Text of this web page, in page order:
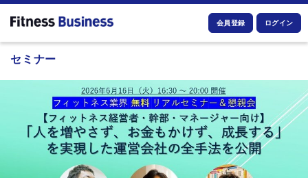
会員登録 ログイン
セミナー